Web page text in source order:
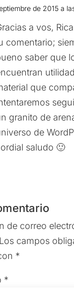
de 2015 a
a vos,
comentario;
saber que
que
granito de
de
saludo 🙂
de correo
Los campos
*
*